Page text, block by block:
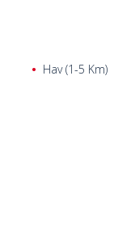
Hav (1-5 Km)